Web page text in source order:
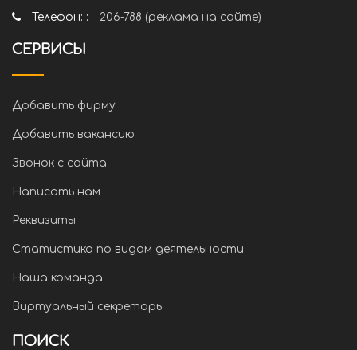
Телефон: :
206-788 (реклама на сайте)
СЕРВИСЫ
Добавить фирму
Добавить вакансию
Звонок с сайта
Написать нам
Реквизиты
Статистика по видам деятельности
Наша команда
Виртуальный секретарь
ПОИСК